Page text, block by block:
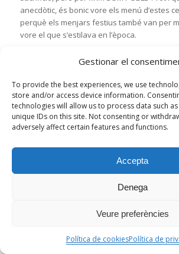
Gestionar el
To provide the best experiences, we use
store and/or access device information.
technologies will allow us to process data such
unique IDs on this site. Not consenting or
adversely affect certain features and functions.
Accepta
Denega
Veure preferències
Política de cookiesPolítica de
anecdòtic, és bonic vore els menú d’estes
perquè els menjars festius també van per
vore el que s’estilava en l’època.
2004. Festes de la Segregació